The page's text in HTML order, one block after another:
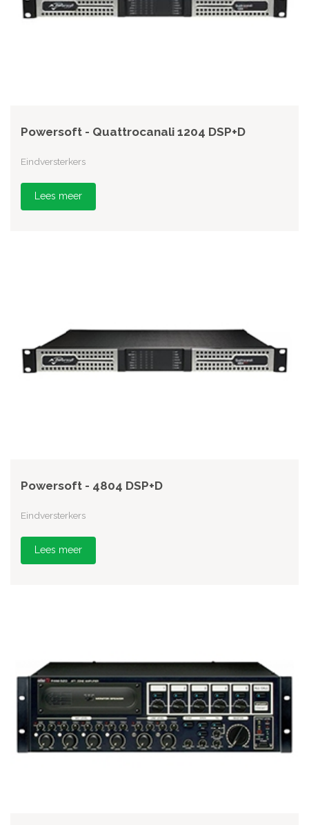
Powersoft - Quattrocanali 1204 DSP+D
Eindversterkers
Lees meer
Powersoft - 4804 DSP+D
Eindversterkers
Lees meer